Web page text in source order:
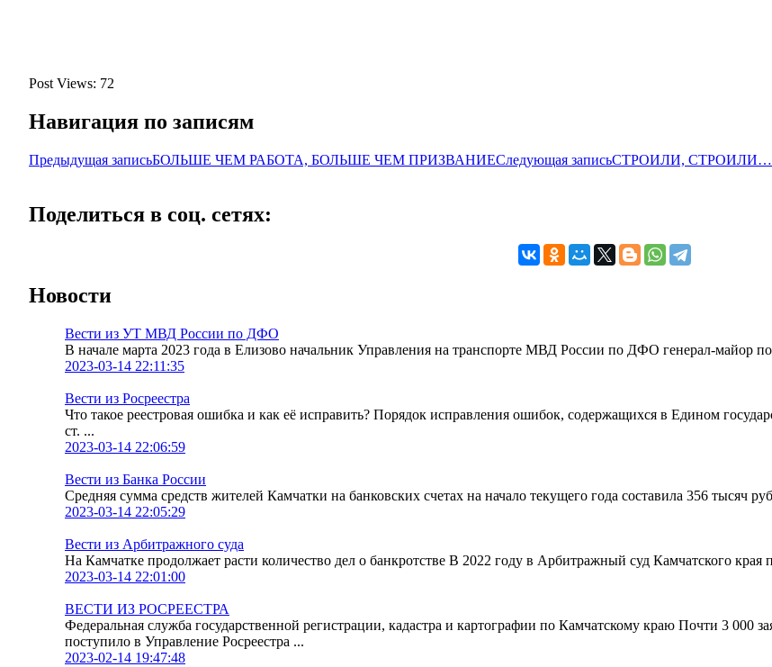
Post Views: 72
Навигация по записям
Предыдущая записьБОЛЬШЕ ЧЕМ РАБОТА, БОЛЬШЕ ЧЕМ ПРИЗВАНИЕСледующая записьСТРОИЛИ,
Поделиться в соц. сетях:
Новости
Вести из УТ МВД России по ДФО
В начале марта 2023 года в Елизово начальник Управления на транспорте МВД России по ДФО генерал-майор
2023-03-14 22:11:35
Вести из Росреестра
Что такое реестровая ошибка и как её исправить? Порядок исправления ошибок, содержащихся в Едином
ст. ...
2023-03-14 22:06:59
Вести из Банка России
Средняя сумма средств жителей Камчатки на банковских счетах на начало текущего года составила 356 тысяч
2023-03-14 22:05:29
Вести из Арбитражного суда
На Камчатке продолжает расти количество дел о банкротстве В 2022 году в Арбитражный суд Камчатского
2023-03-14 22:01:00
ВЕСТИ ИЗ РОСРЕЕСТРА
Федеральная служба государственной регистрации, кадастра и картографии по Камчатскому краю Почти 3 000
поступило в Управление Росреестра ...
2023-02-14 19:47:48